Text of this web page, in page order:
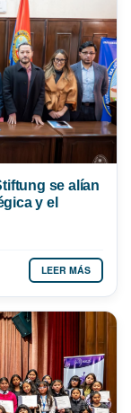
se alían
y el
LEER MÁS